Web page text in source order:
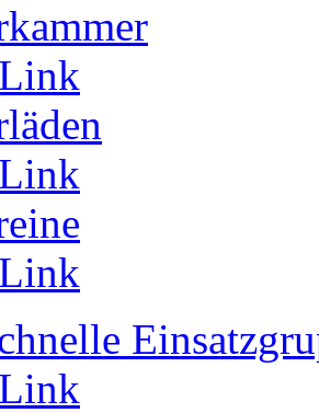
Link
Link
Link
Link